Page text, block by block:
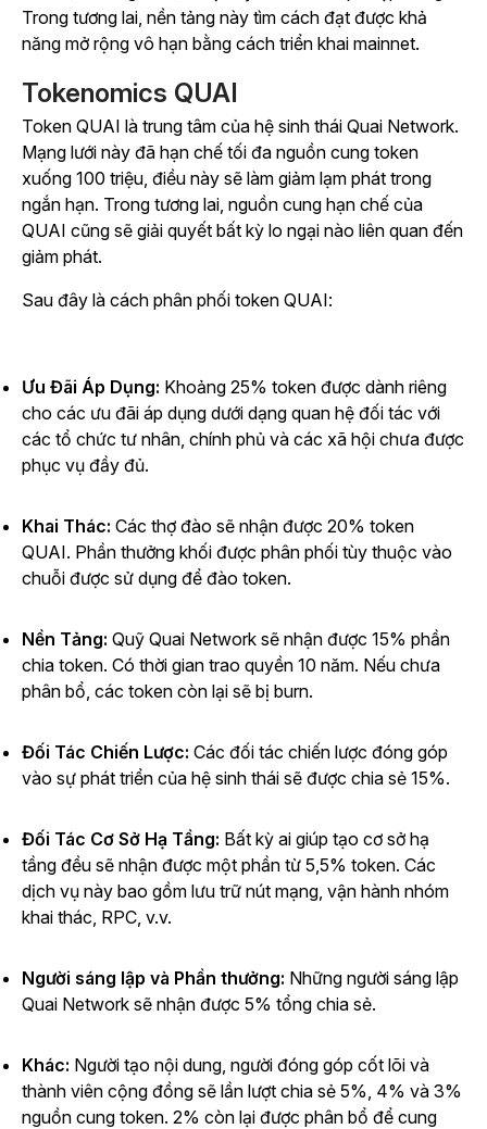
Trong tương lai, nền tảng này tìm cách đạt được khả
năng mở rộng vô hạn bằng cách triển khai mainnet.
Tokenomics QUAI
Token QUAI là trung tâm của hệ sinh thái Quai Network.
Mạng lưới này đã hạn chế tối đa nguồn cung token
xuống 100 triệu, điều này sẽ làm giảm lạm phát trong
ngắn hạn. Trong tương lai, nguồn cung hạn chế của
QUAI cũng sẽ giải quyết bất kỳ lo ngại nào liên quan đến
giảm phát.
Sau đây là cách phân phối token QUAI:
Ưu Đãi Áp Dụng: Khoảng 25% token được dành riêng
cho các ưu đãi áp dụng dưới dạng quan hệ đối tác với
các tổ chức tư nhân, chính phủ và các xã hội chưa được
phục vụ đầy đủ.
Khai Thác: Các thợ đào sẽ nhận được 20% token
QUAI. Phần thưởng khối được phân phối tùy thuộc vào
chuỗi được sử dụng để đào token.
Nền Tảng: Quỹ Quai Network sẽ nhận được 15% phần
chia token. Có thời gian trao quyền 10 năm. Nếu chưa
phân bổ, các token còn lại sẽ bị burn.
Đối Tác Chiến Lược: Các đối tác chiến lược đóng góp
vào sự phát triển của hệ sinh thái sẽ được chia sẻ 15%.
Đối Tác Cơ Sở Hạ Tầng: Bất kỳ ai giúp tạo cơ sở hạ
tầng đều sẽ nhận được một phần từ 5,5% token. Các
dịch vụ này bao gồm lưu trữ nút mạng, vận hành nhóm
khai thác, RPC, v.v.
Người sáng lập và Phần thưởng: Những người sáng lập
Quai Network sẽ nhận được 5% tổng chia sẻ.
Khác: Người tạo nội dung, người đóng góp cốt lõi và
thành viên cộng đồng sẽ lần lượt chia sẻ 5%, 4% và 3%
nguồn cung token. 2% còn lại được phân bổ để cung